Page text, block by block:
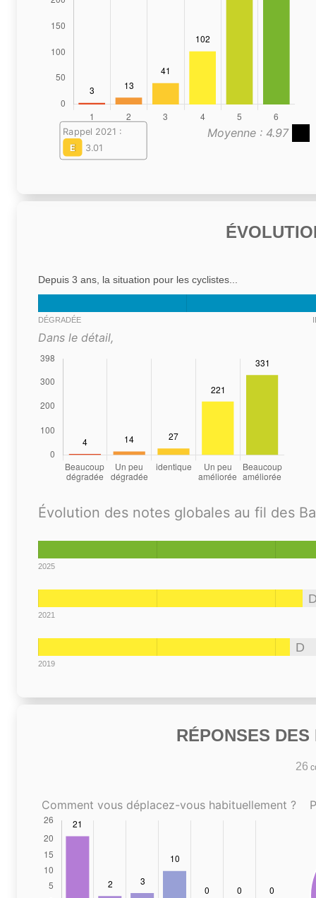
Moyenne : 4.97
Rappel 2021 :
E
3.01
Depuis 3 ans, la situation pour les cyclistes...
DÉGRADÉE
Dans le détail,
Évolution des notes globales au fil des
2025
2021
D
2019
RÉPONSES
26
Comment vous déplacez-vous habituellement ?